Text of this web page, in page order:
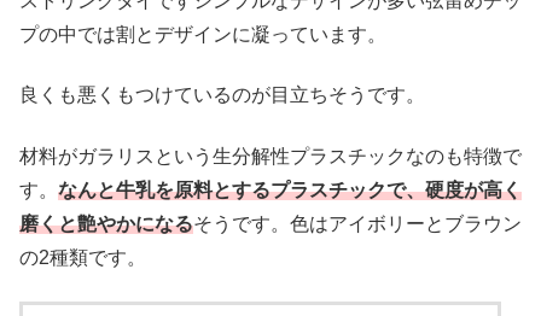
プの中では割とデザインに凝っています。
良くも悪くもつけているのが目立ちそうです。
材料がガラリスという生分解性プラスチックなのも特徴で
す。 なんと牛乳を原料とするプラスチックで、硬度が高く
磨くと艶やかになるそうです。色はアイボリーとブラウン
の2種類です。